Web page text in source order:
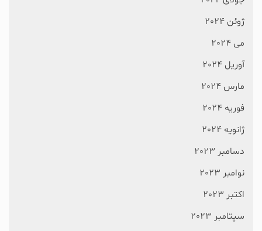
ژوئن 2024
می 2024
آوریل 2024
مارس 2024
فوریه 2024
ژانویه 2024
دسامبر 2023
نوامبر 2023
اکتبر 2023
سپتامبر 2023